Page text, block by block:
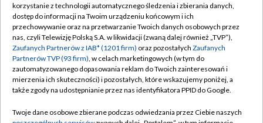
TVP
Abonament TVP
Emisja w TVP
Centrum informacji TVP
Naziemna Telewizja Cyfrowa
Regulamin TVP
Polityka prywatności
Moje zgody
Pomoc
korzystanie z technologii automatycznego śledzenia i zbierania danych,
dostęp do informacji na Twoim urządzeniu końcowym i ich
przechowywanie oraz na przetwarzanie Twoich danych osobowych przez
nas, czyli Telewizję Polską S.A. w likwidacji (zwaną dalej również „TVP”),
Zaufanych Partnerów z IAB* (1201 firm) oraz pozostałych Zaufanych
Partnerów TVP (93 firm), w celach marketingowych (w tym do
zautomatyzowanego dopasowania reklam do Twoich zainteresowań i
mierzenia ich skuteczności) i pozostałych, które wskazujemy poniżej, a
także zgody na udostępnianie przez nas identyfikatora PPID do Google.
Twoje dane osobowe zbierane podczas odwiedzania przez Ciebie naszych